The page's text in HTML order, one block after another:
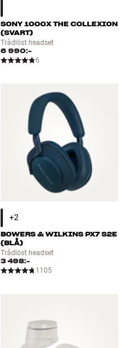
SONY 1000X THE COLLEXION
(SVART)
Trådlöst headset
6 990:-
6
BOWERS & WILKINS PX7 S2E
(BLÅ)
Trådlöst headset
3 498:-
1105